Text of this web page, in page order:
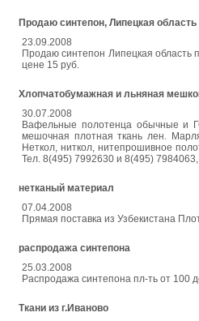
Продаю синтепон, Липецкая область
23.09.2008
Продаю синтепон Липецкая область
цене 15 руб.
Хлопчатобумажная и льняная
30.07.2008
Вафельные полотенца обычные и
мешочная плотная ткань лен.
Неткол, ниткол, нитепрошивное
Тел. 8(495) 7992630 и 8(495)
нетканый материал
07.04.2008
Прямая поставка из Узбекистана
распродажа синтепона
25.03.2008
Распродажа синтепона пл-ть от 100
Ткани из г.Иваново